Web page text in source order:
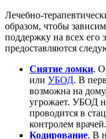
Лечебно-
образом, чтобы
поддержку на всех его
предоставляются
Снятие ломки.
или УБОД. В
возможна на
угрожает. УБОД
проводится в
контролем врачей.
Кодирование. В